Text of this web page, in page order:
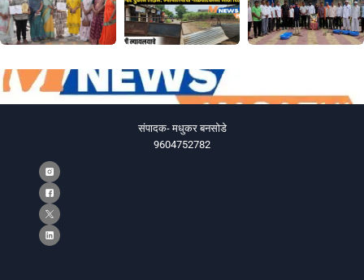
संपादक- मधुकर बनसोडे
9604752782